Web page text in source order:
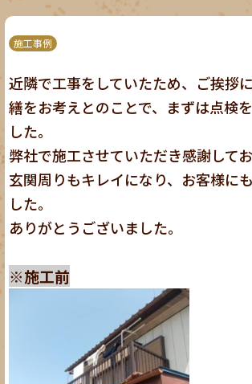
施工事例
近隣で工事をしていたため、ご挨拶
繕をお考えとのことで、まずは点検
した。
弊社で施工させていただき感謝してお
玄関周りもキレイになり、お客様に
した。
ありがとうございました。
※施工前